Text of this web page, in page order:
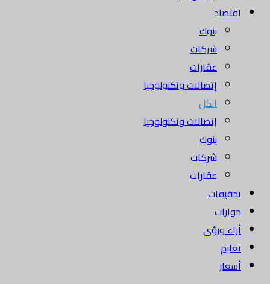
اقتصاد
بنوك
شركات
عقارات
إتصالات وتكنولوجيا
الكل
إتصالات وتكنولوجيا
بنوك
شركات
عقارات
تحقيقات
حوارات
أراء ورؤى
تعليم
أسعار